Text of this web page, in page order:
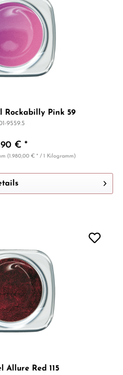
Rockabilly Pink 59
9559.5
€ *
(1.980,00 € * / 1 Kilogramm)
Allure Red 115